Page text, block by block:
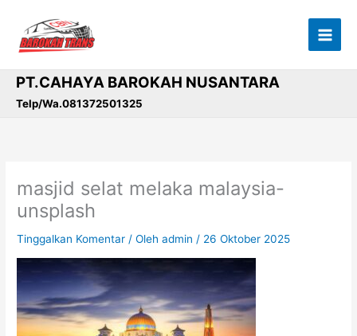
konten
PT.CAHAYA BAROKAH NUSANTARA
Telp/Wa.081372501325
masjid selat melaka malaysia-
unsplash
Tinggalkan Komentar / Olehadmin / 26 Oktober 2025